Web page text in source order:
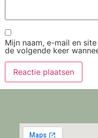
Mijn naam, e-mail en
de volgende keer